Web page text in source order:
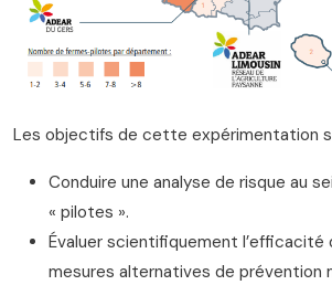
Les objectifs de cette expérimentation
Conduire une analyse de risque au
« pilotes ».
Évaluer scientifiquement l’efficacité
mesures alternatives de prévention